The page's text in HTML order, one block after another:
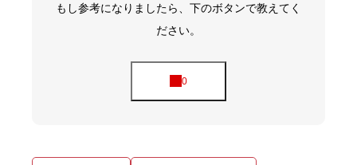
もし参考になりましたら、下のボタンで教えてく
ださい。